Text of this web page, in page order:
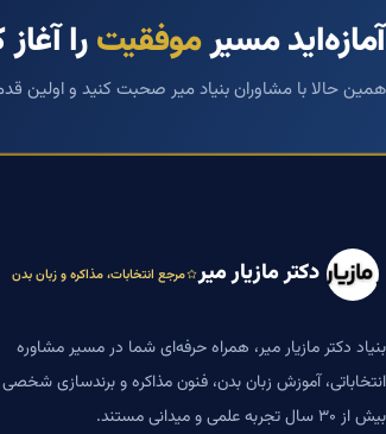
آمازه‌اید مسیرموفقیترا
همین حالا با مشاوران بنیاد میر صحبت کنید و اولین قدم
دکتر مازیار میر مرجع انتخابات، مذاکره و زبان بدن
بنیاد دکتر مازیار میر، همراه حرفه‌ای شما در مسیر مشاوره
انتخاباتی، آموزش زبان بدن، فنون مذاکره و برندسازی شخصی
بیش از ۳۰ سال تجربه علمی و میدانی مستند.